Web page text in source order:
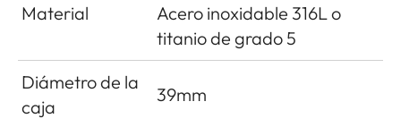
Material
Acero inoxidable 316L o
titanio de grado 5
Diámetro de la
caja
39mm